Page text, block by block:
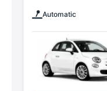
Automatic